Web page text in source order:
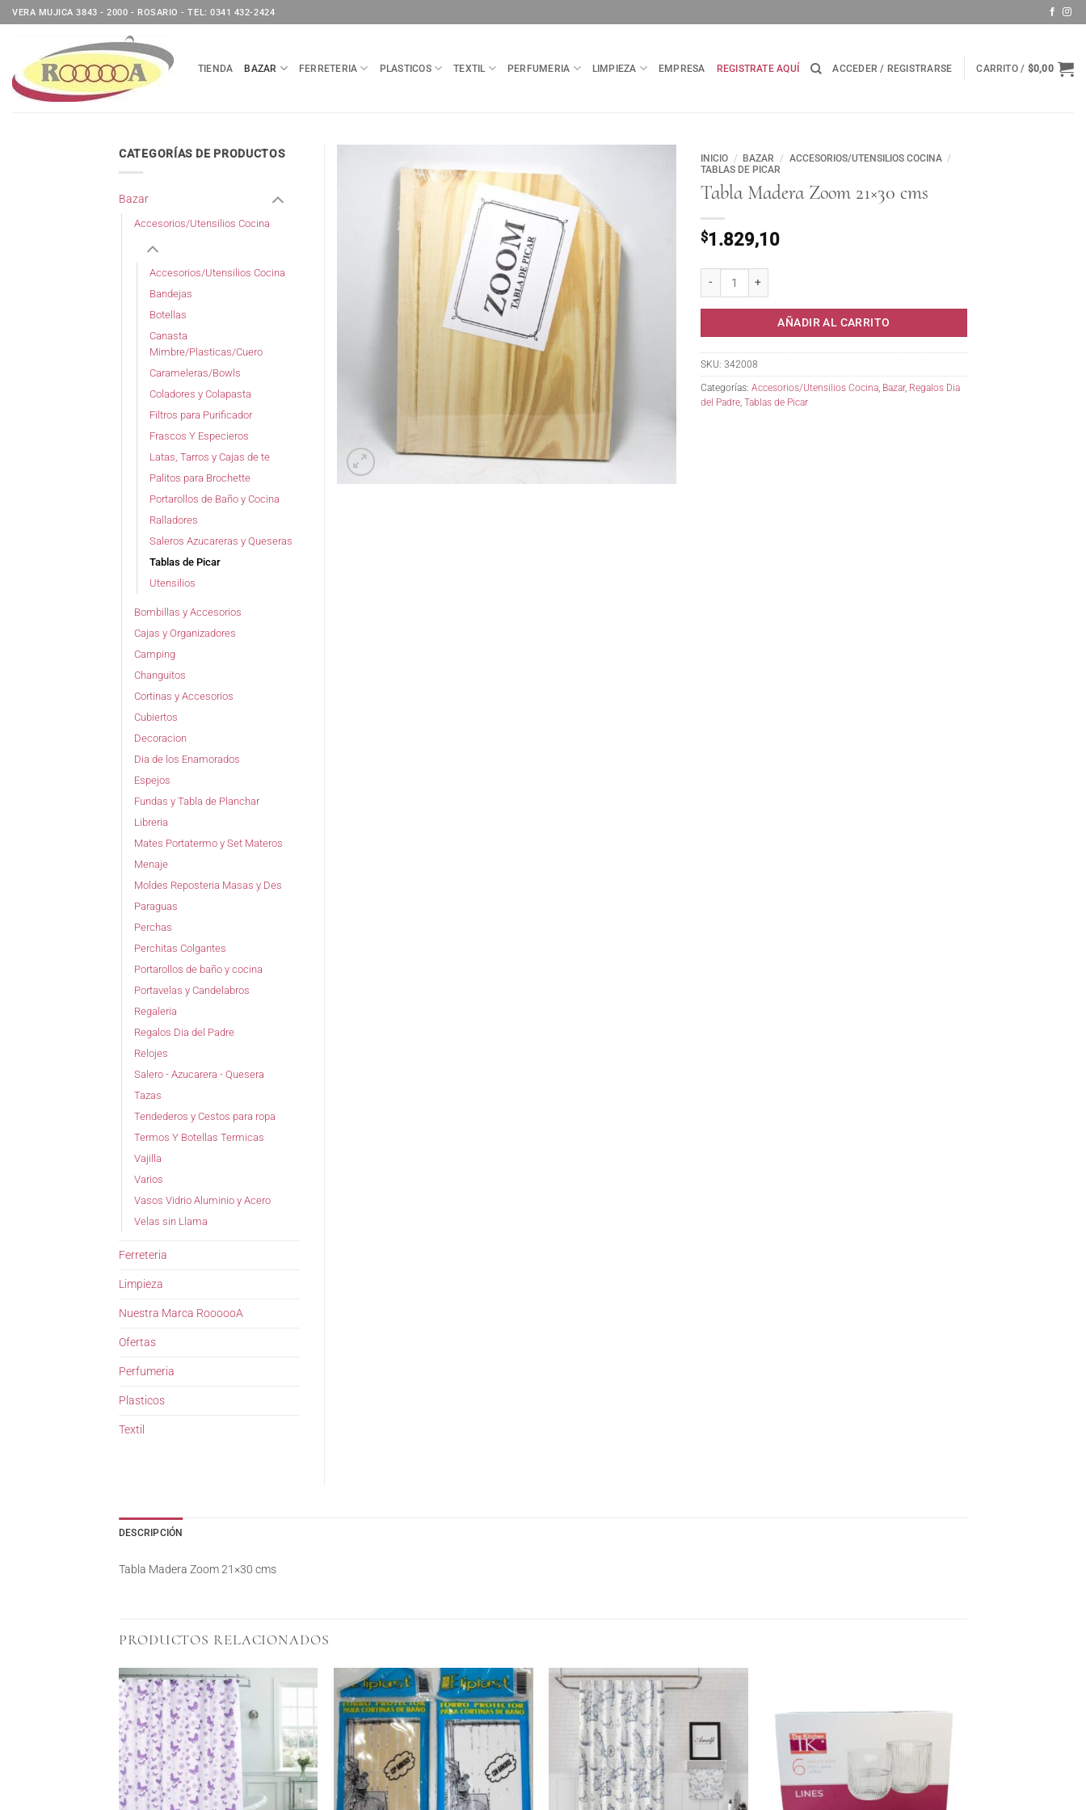
Saltar
al
VERA MUJICA 3843 - 2000 - ROSARIO - TEL: 0341 432-2424
TIENDA BAZAR FERRETERIA PLASTICOS TEXTIL PERFUMERIA LIMPIEZA EMPRESA REGISTRATE AQUÍ ACCEDER / REGISTRARSE CARRITO / $0,00
INICIO / BAZAR / ACCESORIOS/UTENSILIOS COCINA /
TABLAS DE PICAR
Tabla Madera Zoom 21×30 cms
$1.829,10
AÑADIR AL CARRITO
SKU: 342008
Categorías: Accesorios/Utensilios Cocina Bazar, Regalos Dia
del Padre Tablas de Picar
CATEGORÍAS DE PRODUCTOS
Bazar
Accesorios/Utensilios Cocina
Accesorios/Utensilios Cocina
Bandejas
Botellas
Canasta
Mimbre/Plasticas/Cuero
Carameleras/Bowls
Coladores y Colapasta
Filtros para Purificador
Frascos Y Especieros
Latas, Tarros y Cajas de te
Palitos para Brochette
Portarollos de Baño y Cocina
Ralladores
Saleros Azucareras y Queseras
Tablas de Picar
Utensilios
Bombillas y Accesorios
Cajas y Organizadores
Camping
Changuitos
Cortinas y Accesorios
Cubiertos
Decoracion
Dia de los Enamorados
Espejos
Fundas y Tabla de Planchar
Libreria
Mates Portatermo y Set Materos
Menaje
Moldes Reposteria Masas y Des
Paraguas
Perchas
Perchitas Colgantes
Portarollos de baño y cocina
Portavelas y Candelabros
Regaleria
Regalos Dia del Padre
Relojes
Salero - Azucarera - Quesera
Tazas
Tendederos y Cestos para ropa
Termos Y Botellas Termicas
Vajilla
Varios
Vasos Vidrio Aluminio y Acero
Velas sin Llama
Ferreteria
Limpieza
Nuestra Marca RoooooA
Ofertas
Perfumeria
Plasticos
Textil
DESCRIPCIÓN
Tabla Madera Zoom 21×30 cms
PRODUCTOS RELACIONADOS